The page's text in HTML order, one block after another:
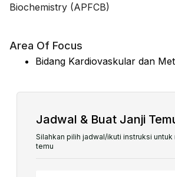
Biochemistry (APFCB)
Area Of Focus
Bidang Kardiovaskular dan
Jadwal & Buat Janji
Silahkan pilih jadwal/ikuti instruksi untuk
temu